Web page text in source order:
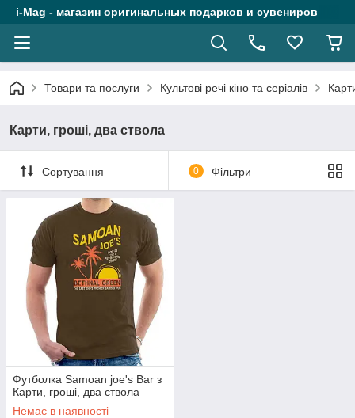
i-Mag - магазин оригинальных подарков и сувениров
Товари та послуги Культові речі кіно та серіалів
Карти, гроші, два ствола
Сортування 0 Фільтри
Футболка Samoan joe's Bar з
Карти, гроші, два ствола
Немає в наявності